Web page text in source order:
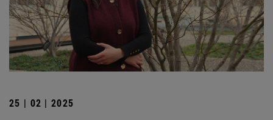
25 | 02 | 2025